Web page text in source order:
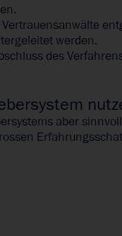
werden.
des
aber